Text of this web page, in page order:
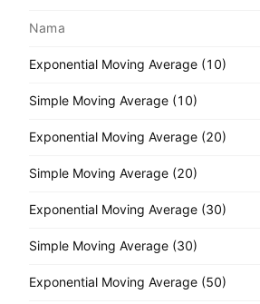
Nama
Exponential Moving Average (10)
Simple Moving Average (10)
Exponential Moving Average (20)
Simple Moving Average (20)
Exponential Moving Average (30)
Simple Moving Average (30)
Exponential Moving Average (50)